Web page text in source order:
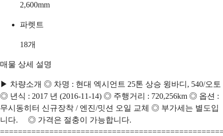
2,600mm
파렛트
18개
매물 상세 설명
▶ 차량소개 ◎ 차명 : 현대 엑시언트 25톤 상승 윙바디, 540/오토
◎ 년식 : 2017 년 (2016-11-14) ◎ 주행거리 : 720,256km ◎ 옵션 :
무시동히터 신규장착 / 엔진/밋션 오일 교체 ◎ 부가세는 별도입
니다. ◎ 가격은 절충이 가능합니다.